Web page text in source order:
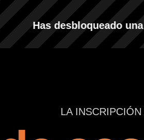
Has desbloqueado una
LA